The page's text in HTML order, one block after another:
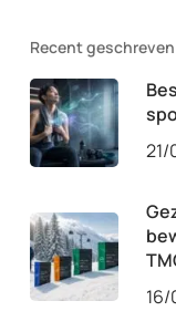
Recent geschreven
21/